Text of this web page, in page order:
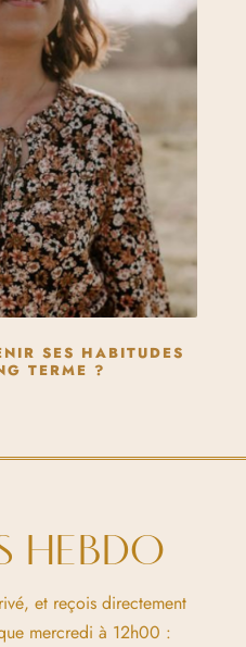
SES HABITUDES
TERME ?
HEBDO
et reçois directement
mercredi à 12h00 :